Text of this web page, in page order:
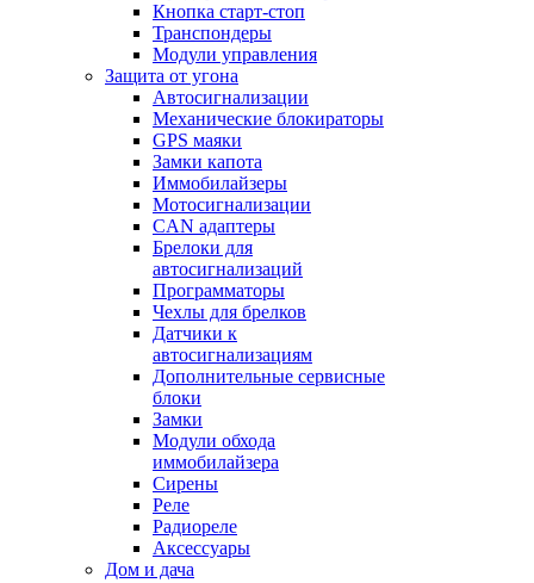
Кнопка старт-стоп
Транспондеры
Модули управления
Защита от угона
Автосигнализации
Механические блoкираторы
GPS маяки
Замки капота
Иммобилайзеры
Мотосигнализации
CAN адаптеры
Брелоки для
автосигнализаций
Программаторы
Чехлы для брелков
Датчики к
автосигнализациям
Дополнительные сервисные
блоки
Замки
Модули обхода
иммобилайзера
Сирены
Реле
Радиореле
Аксессуары
Дом и дача